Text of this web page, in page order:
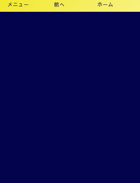
メニュー 前へ ホーム